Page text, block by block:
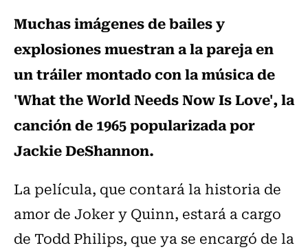
Muchas imágenes de bailes y
explosiones muestran a la pareja en
un tráiler montado con la música de
'What the World Needs Now Is Love', la
canción de 1965 popularizada por
Jackie DeShannon.
La película, que contará la historia de
amor de Joker y Quinn, estará a cargo
de Todd Philips, que ya se encargó de la